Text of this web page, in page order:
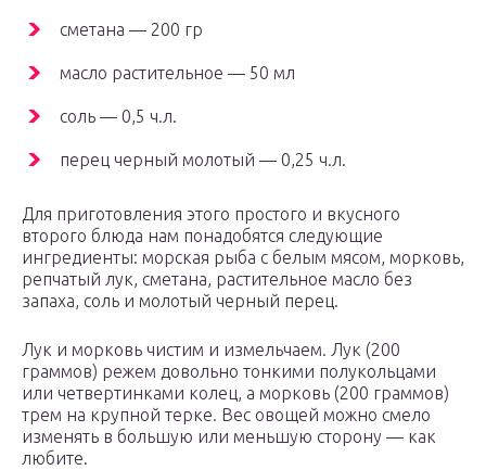
сметана — 200 гр
масло растительное — 50 мл
соль — 0,5 ч.л.
перец черный молотый — 0,25 ч.л.
Для приготовления этого простого и вкусного
второго блюда нам понадобятся следующие
ингредиенты: морская рыба с белым мясом, морковь,
репчатый лук, сметана, растительное масло без
запаха, соль и молотый черный перец.
Лук и морковь чистим и измельчаем. Лук (200
граммов) режем довольно тонкими полукольцами
или четвертинками колец, а морковь (200 граммов)
трем на крупной терке. Вес овощей можно смело
изменять в большую или меньшую сторону — как
любите.